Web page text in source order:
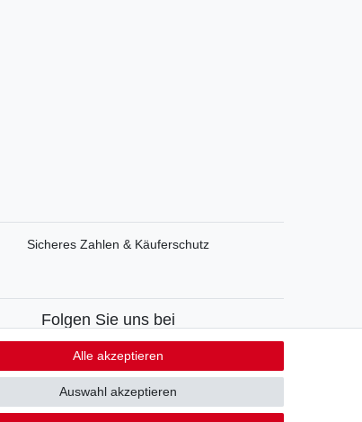
Sicheres Zahlen & Käuferschutz
Folgen Sie uns bei
Facebook
InstagramAlle akzeptieren
Auswahl akzeptieren